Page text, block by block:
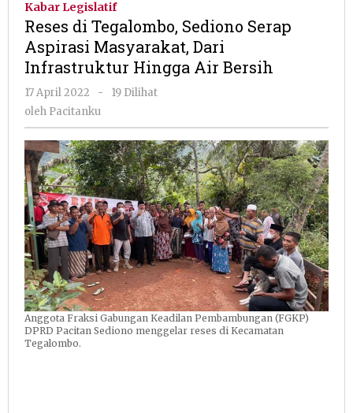
Serap
Masyarakat,
Air
Bersih
Kabar Legislatif
Reses di Tegalombo, Sediono Serap
Aspirasi Masyarakat, Dari
Infrastruktur Hingga Air Bersih
17 April 2022
oleh
Pacitanku
-
19 Dilihat
oleh Pacitanku
Anggota Fraksi Gabungan Keadilan Pembambungan (FGKP)
DPRD Pacitan Sediono menggelar reses di Kecamatan
Tegalombo.